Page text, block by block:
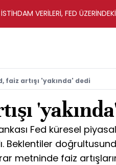
VERİLERİ, FED
faiz artışı 'yakında' dedi
Fed küresel
Beklentiler
metninde faiz